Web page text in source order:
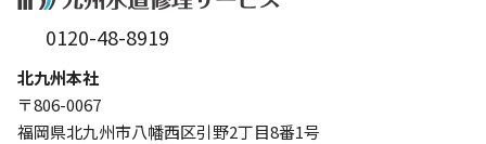
0120-48-8919
北九州本社
〒806-0067
福岡県北九州市八幡西区引野2丁目8番1号